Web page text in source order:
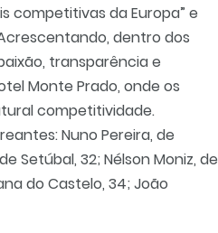
competitivas da Europa” e
dentro dos
transparência e
Monte Prado, onde os
competitividade.
Nuno Pereira, de
Setúbal, 32; Nélson Moniz, de
do Castelo, 34; João